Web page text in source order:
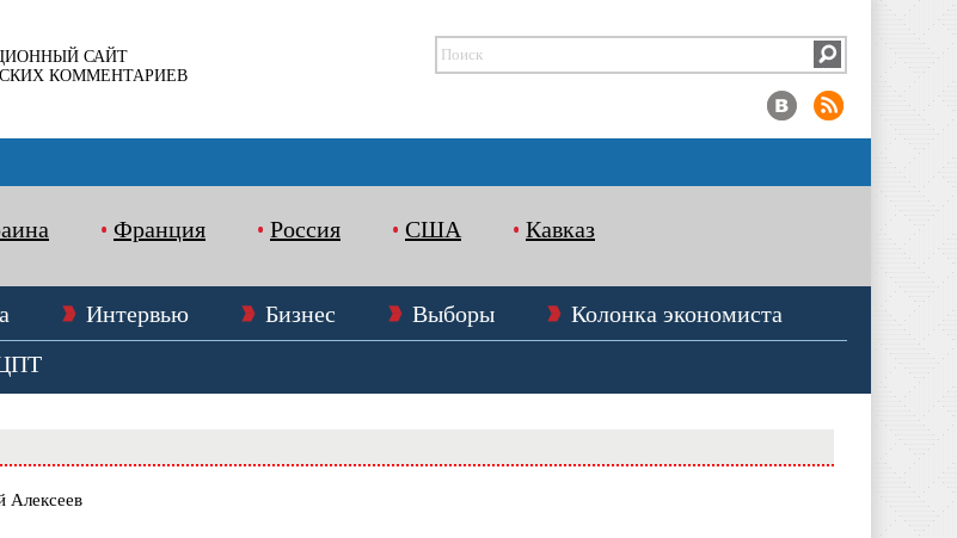
САЙТ
КОММЕНТАРИЕВ
Франция Россия США Кавказ
Интервью Бизнес Выборы
Колонка экономиста
Алексеев